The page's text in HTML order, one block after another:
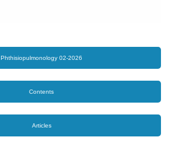
Phthisiopulmonology 02-2026
Contents
Articles